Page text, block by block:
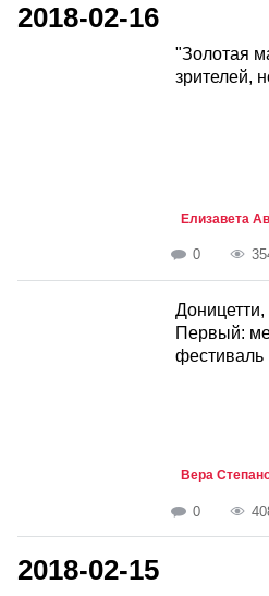
2018-02-16
"Золотая
зрителей,
Елизавета
0
Первый:
фестиваль
Вера
0
2018-02-15